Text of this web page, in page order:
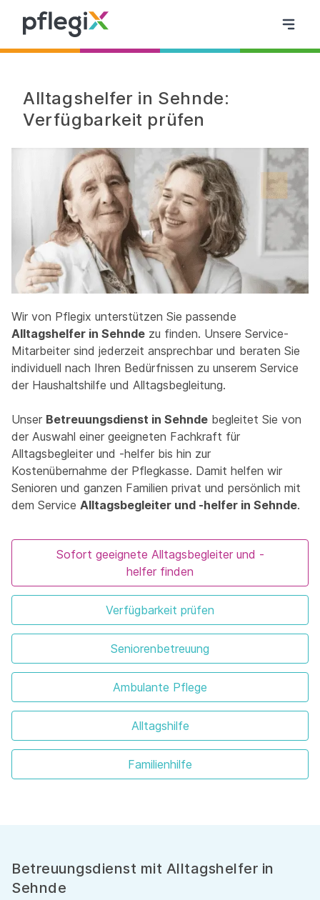
Alltagshelfer in Sehnde:
Verfügbarkeit prüfen
Wir von Pflegix unterstützen Sie passende
Alltagshelfer in Sehnde zu finden. Unsere Service-
Mitarbeiter sind jederzeit ansprechbar und beraten Sie
individuell nach Ihren Bedürfnissen zu unserem Service
der Haushaltshilfe und Alltagsbegleitung.
Unser Betreuungsdienst in Sehnde begleitet Sie von
der Auswahl einer geeigneten Fachkraft für
Alltagsbegleiter und -helfer bis hin zur
Kostenübernahme der Pflegkasse. Damit helfen wir
Senioren und ganzen Familien privat und persönlich mit
dem Service Alltagsbegleiter und -helfer in Sehnde.
Sofort geeignete Alltagsbegleiter und -
helfer finden
Verfügbarkeit prüfen
Seniorenbetreuung
Ambulante Pflege
Alltagshilfe
Familienhilfe
Betreuungsdienst mit Alltagshelfer in
Sehnde